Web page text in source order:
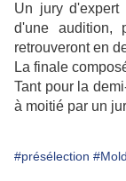
Un jury d'expert
d'une audition,
retrouveront en
La finale
Tant pour la
à moitié par un
#présélection